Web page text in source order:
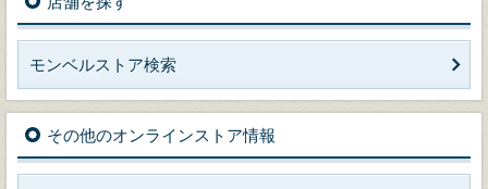
モンベルストア検索
その他のオンラインストア情報